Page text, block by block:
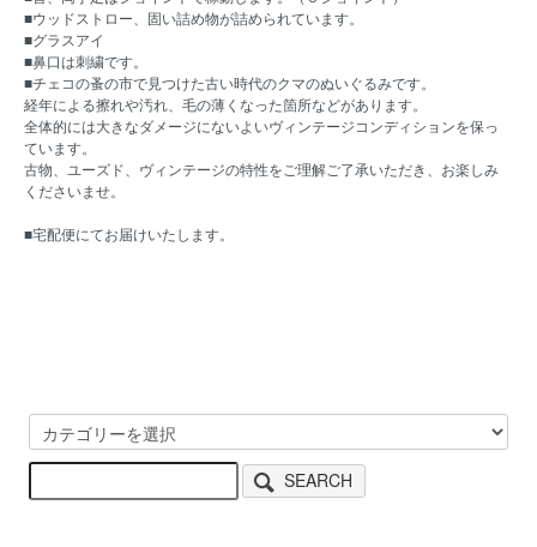
■ウッドストロー、固い詰め物が詰められています。
■グラスアイ
■鼻口は刺繍です。
■チェコの蚤の市で見つけた古い時代のクマのぬいぐるみです。
経年による擦れや汚れ、毛の薄くなった箇所などがあります。
全体的には大きなダメージにないよいヴィンテージコンディションを保っ
ています。
古物、ユーズド、ヴィンテージの特性をご理解ご了承いただき、お楽しみ
くださいませ。
■宅配便にてお届けいたします。
SEARCH